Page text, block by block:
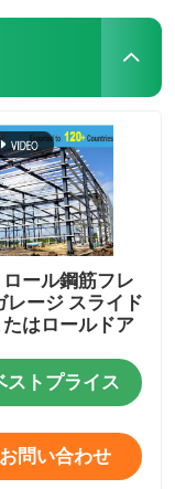
ール鋼筋フレ
レージ スライド
たはロールドア
ストプライス
お問い合わせ